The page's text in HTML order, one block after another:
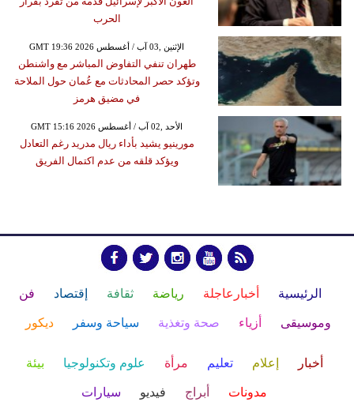
الحرب
GMT 19:36 2026 الإثنين ,03 آب / أغسطس
طهران تنفي التفاوض المباشر مع واشنطن
وتؤكد حصر المحادثات مع عُمان حول الملاحة
في مضيق هرمز
GMT 15:16 2026 الأحد ,02 آب / أغسطس
مورينيو يشيد بأداء ريال مدريد رغم التعادل
ويؤكد قلقه من عدم اكتمال الفريق
الرئيسية أخبارعاجلة رياضة ثقافة إقتصاد فن
وموسيقى أزياء صحة وتغذية سياحة وسفر ديكور
أخبار إعلام تعليم مرأة علوم وتكنولوجيا بيئة
مدونات أبراج فيديو سيارات